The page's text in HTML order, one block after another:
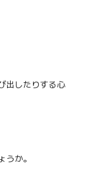
出したりする心
か。